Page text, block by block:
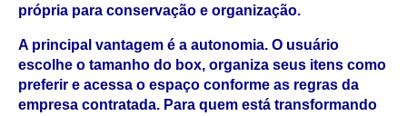
própria para conservação e organização.
A principal vantagem é a autonomia. O usuário
escolhe o tamanho do box, organiza seus itens como
preferir e acessa o espaço conforme as regras da
empresa contratada. Para quem está transformando